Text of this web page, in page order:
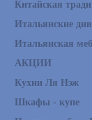
Китайская
Итальянские
Итальянская
АКЦИИ
Кухни Ля Нэж
Шкафы - купе